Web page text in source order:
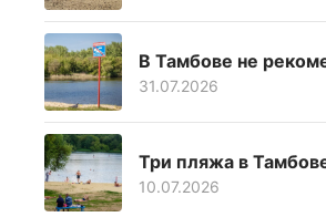
В Тамбове не
31.07.2026
Три пляжа в
10.07.2026